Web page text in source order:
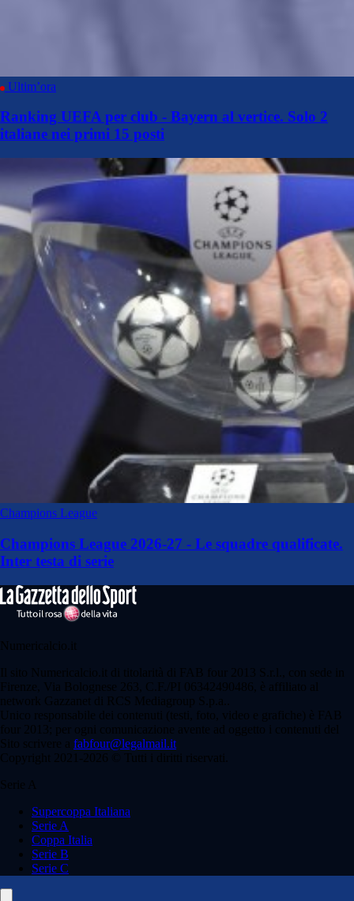
Ultim’ora
Ranking UEFA per club - Bayern al vertice. Solo 2
italiane nei primi 15 posti
Champions League
Champions League 2026-27 - Le squadre qualificate.
Inter testa di serie
Numericalcio.it
Il sito Numericalcio.it di titolarità di FAB four 2013 S.r.l., con sede in
Firenze, Via Bolognese 263, C.F./PI 06342490486, è affiliato al
network Gazzanet di RCS Mediagroup S.p.a..
Unico responsabile dei contenuti (testi, foto, video e grafiche) è FAB
four 2013; per ogni comunicazione avente ad oggetto i contenuti del
Sito scrivere a fabfour@legalmail.it
Copyright 2021-2026 © Tutti i diritti riservati.
Serie A
Supercoppa Italiana
Serie A
Coppa Italia
Serie B
Serie C